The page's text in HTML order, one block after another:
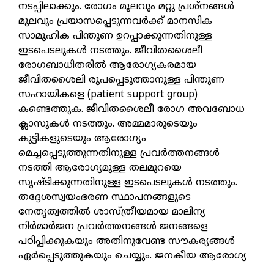
നടപ്പിലാക്കും. രോഗം മൂലവും മറ്റു പ്രശ്നങ്ങള്‍
മൂലവും പ്രയാസപ്പെടുന്നവര്‍ക്ക് മാനസിക
സാമൂഹിക പിന്തുണ ഉറപ്പാക്കുന്നതിനുള്ള
ഇടപെടലുകള്‍ നടത്തും. ജീവിതശൈലീ
രോഗബാധിതരില്‍ ആരോഗ്യകരമായ
ജീവിതശൈലി രൂപപ്പെടുത്താനുള്ള പിന്തുണ
സഹായികളെ (patient support group)
കണ്ടെത്തുക. ജീവിതശൈലീ രോഗ അവബോധ
ക്ലാസുകള്‍ നടത്തും. അമ്മമാരുടെയും
കുട്ടികളുടെയും ആരോഗ്യം
മെച്ചപ്പെടുത്തുന്നതിനുള്ള പ്രവര്‍ത്തനങ്ങള്‍
നടത്തി ആരോഗ്യമുള്ള തലമുറയെ
സൃഷ്ടിക്കുന്നതിനുള്ള ഇടപെടലുകള്‍ നടത്തും.
തദ്ദേശസ്വയംഭരണ സ്ഥാപനങ്ങളുടെ
നേതൃത്വത്തില്‍ ശാസ്ത്രീയമായ മാലിന്യ
നിര്‍മാര്‍ജന പ്രവര്‍ത്തനങ്ങള്‍ ജനങ്ങളെ
പഠിപ്പിക്കുകയും അതിനുവേണ്ട സൗകര്യങ്ങള്‍
ഏര്‍പ്പെടുത്തുകയും ചെയ്യും. ജനകീയ ആരോഗ്യ